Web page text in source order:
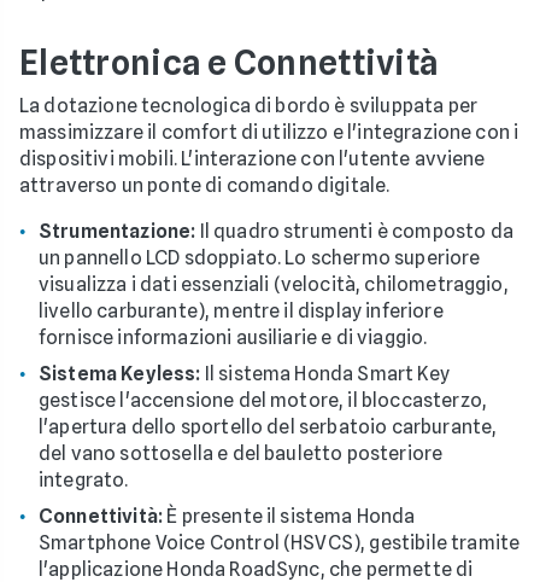
Elettronica e Connettività
La dotazione tecnologica di bordo è sviluppata per
massimizzare il comfort di utilizzo e l'integrazione con i
dispositivi mobili. L'interazione con l'utente avviene
attraverso un ponte di comando digitale.
Strumentazione: Il quadro strumenti è composto da
un pannello LCD sdoppiato. Lo schermo superiore
visualizza i dati essenziali (velocità, chilometraggio,
livello carburante), mentre il display inferiore
fornisce informazioni ausiliarie e di viaggio.
Sistema Keyless: Il sistema Honda Smart Key
gestisce l'accensione del motore, il bloccasterzo,
l'apertura dello sportello del serbatoio carburante,
del vano sottosella e del bauletto posteriore
integrato.
Connettività: È presente il sistema Honda
Smartphone Voice Control (HSVCS), gestibile tramite
l'applicazione Honda RoadSync, che permette di